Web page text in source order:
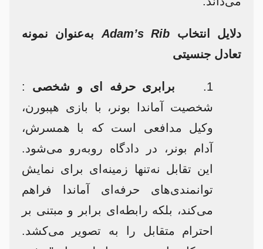
دلایل انتخاب Adam’s Rib به‌عنوان نمونه
تعادل جنسیتی
1. برابری حرفه ای و شخصی :
شخصیت آماندا بونر، با بازی هپبورن،
وکیل مدافعی است که با همسرش،
آدام بونر، در دادگاه روبه‌رو می‌شود.
این تقابل نه‌تنها زمینه‌ای برای نمایش
توانمندی‌های حرفه‌ای آماندا فراهم
می‌کند، بلکه رابطه‌ای برابر و مبتنی بر
احترام متقابل را به تصویر می‌کشد.